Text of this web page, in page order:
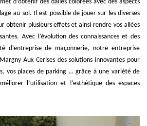
d’obtenir des dalles colorées avec des aspects
au sol. Il est possible de jouer sur les diverses
obtenir plusieurs effets et ainsi rendre vos allées
Avec l’évolution des connaissances et des
d’entreprise de maçonnerie, notre entreprise
Aux Cerises des solutions innovantes pour
vos places de parking … grâce à une variété de
l’utilisation et l’esthétique des espaces